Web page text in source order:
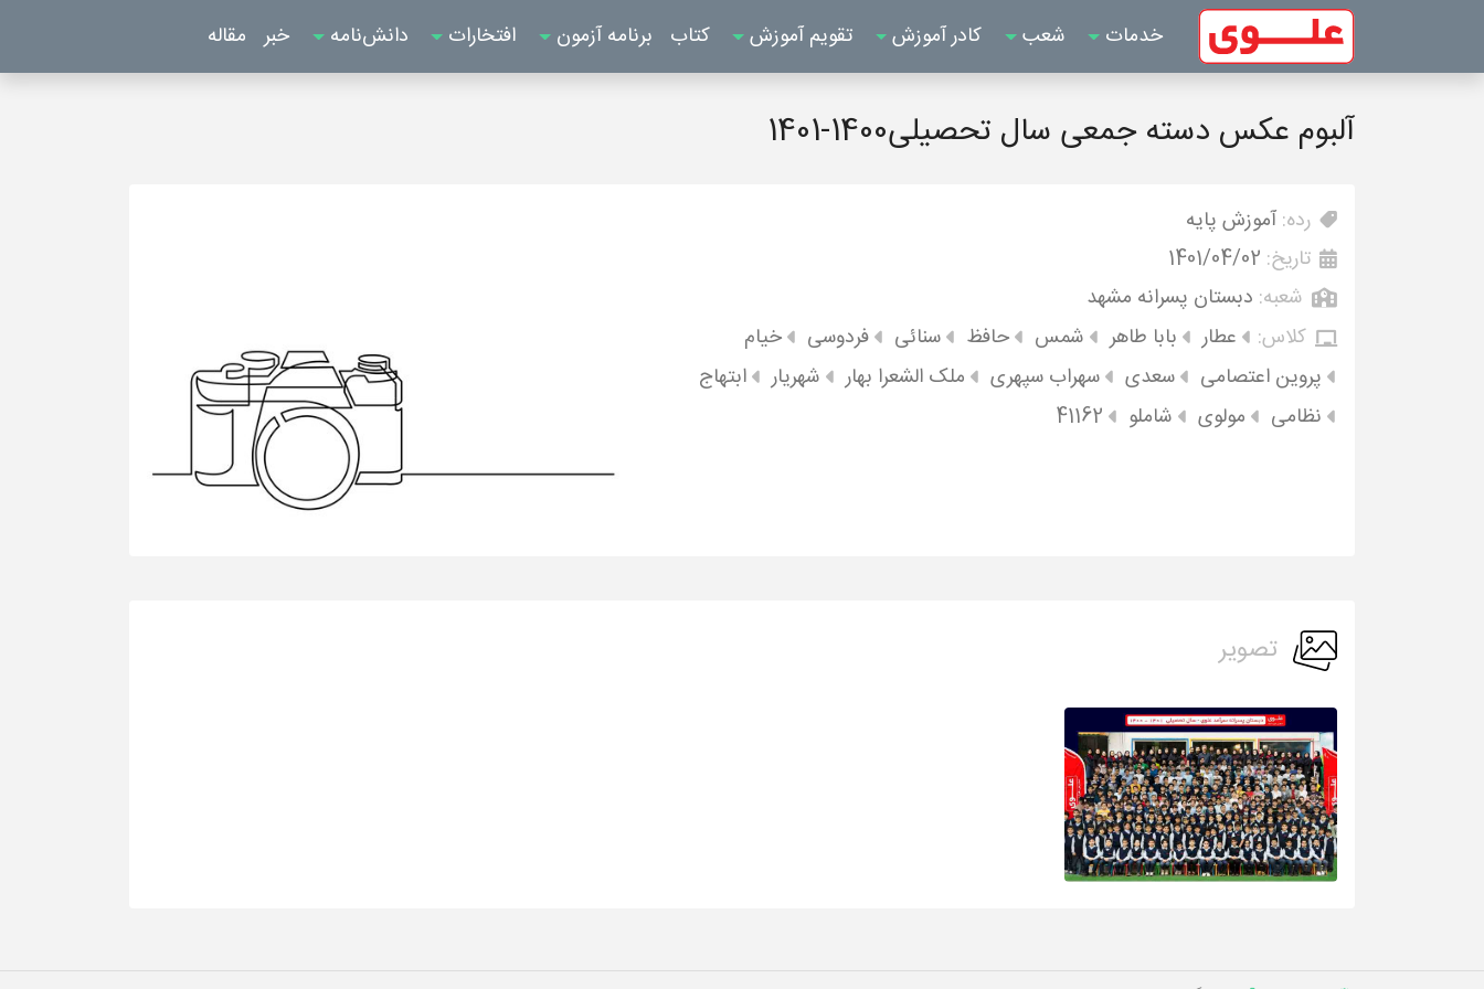
خدمات شعب کادر آموزش تقویم آموزش کتاب برنامه آزمون افتخارات دانش‌نامه خبر مقاله
آلبوم عکس دسته جمعی سال تحصیلی1400-1401
رده: آموزش پایه
تاریخ: 1401/04/02
شعبه: دبستان پسرانه مشهد
کلاس:
عطار بابا طاهر شمس حافظ سنائی فردوسی
خیام
پروین اعتصامی
سعدی سهراب سپهری ملک الشعرا بهار شهریار
ابتهاج
نظامی
مولوی شاملو 41162
تصویر